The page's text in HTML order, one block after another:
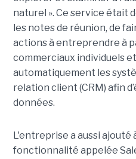
naturel ». Ce service était
les notes de réunion, de
actions à entreprendre à
commerciaux individuels
automatiquement les
relation client (CRM) afin
données.
L'entreprise a aussi ajouté
fonctionnalité appelée